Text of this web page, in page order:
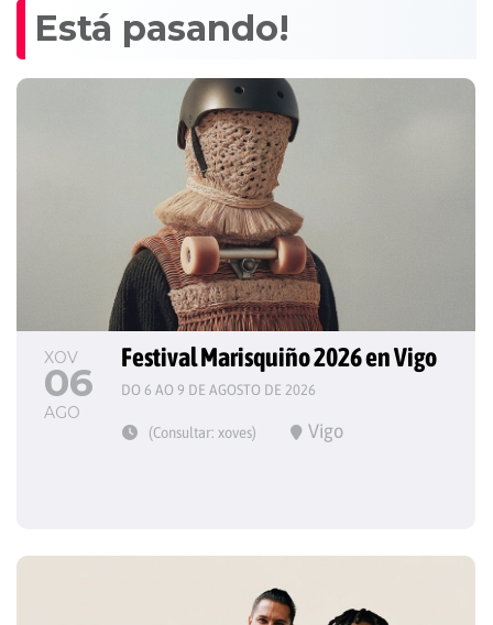
Está pasando!
XOV
06
AGO
Festival Marisquiño 2026 en Vigo
DO 6 AO 9 DE AGOSTO DE 2026
(Consultar: xoves) Vigo